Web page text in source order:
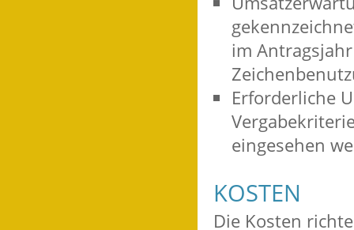
im
Erforderliche
eingesehen
KOSTEN
Die Kosten